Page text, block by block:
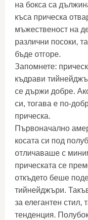
на бокса са
къса прическа
мъжественост на
различни посоки,
бъде отгоре.
Запомнете:
къдрави
се държи добре.
си, тогава е по-
прическа.
Първоначално
косата си под
отличаваше с
прическата се
откъдето беше
тийнейджъри.
за елегантен стил,
тенденция.